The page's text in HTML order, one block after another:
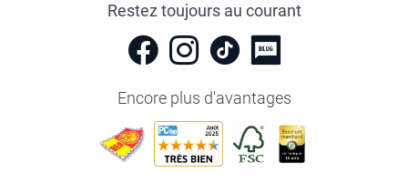
Restez toujours au courant
Encore plus d'avantages